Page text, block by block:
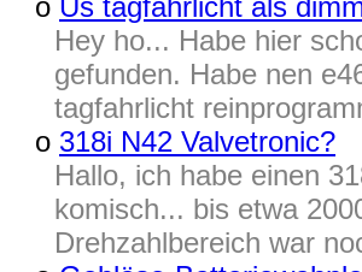
o Us tagfahrlicht als
Hey ho... Habe hier
gefunden. Habe nen
tagfahrlicht
o 318i N42 Valvetronic?
Hallo, ich habe einen
komisch... bis etwa
Drehzahlbereich war